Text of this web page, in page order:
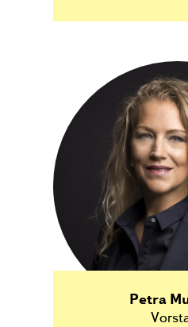
Petra